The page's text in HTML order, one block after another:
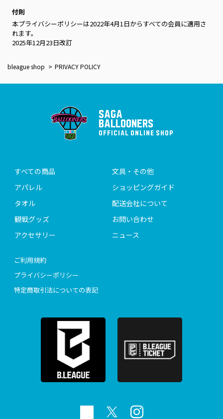
付則
本プライバシーポリシーは2022年4月1日からすべての会員に適用さ
れます。
2025年12月23日改訂
bleague shop PRIVACY POLICY
SAGA
BALLOONERS
OFFICIAL ONLINE SHOP
すべての商品
アパレル
タオル
観戦グッズ
アクセサリー
文具・その他
ショッピングガイド
配送会社について
お問い合わせ
ニュース
ご利用規約
プライバシーポリシー
特定商取引法についての表記